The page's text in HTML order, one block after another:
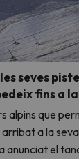
seves
fins a
alpins que
a la
anunciat el